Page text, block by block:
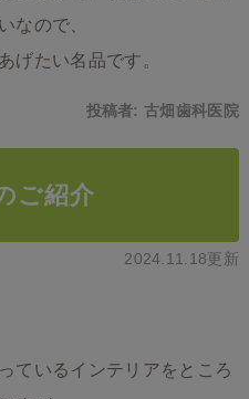
なので、
げたい名品です。
投稿者:古畑歯科医院
ご紹介
2024.11.18更新
ているインテリアをところ